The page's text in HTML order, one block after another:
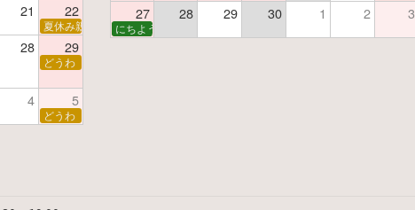
21 22
夏休み親子で楽しむおはなしと映画の会
28 29
どうわ
4 5
どうわ
27 28 29 30 1 2 3
にちようえほん